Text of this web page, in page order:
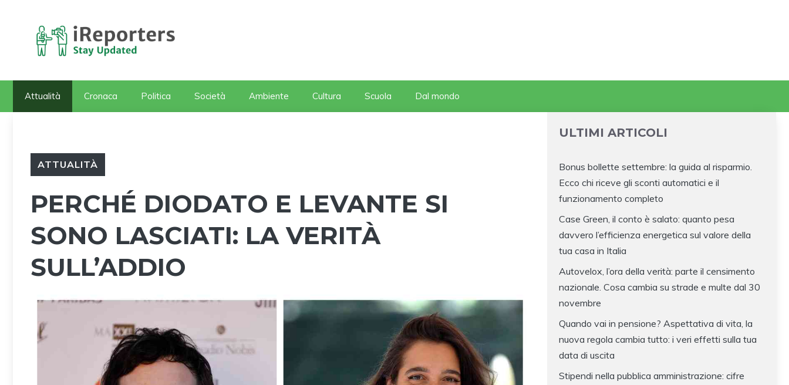
contenuto
Attualità Cronaca Politica Società Ambiente Cultura Scuola Dal mondo
ATTUALITÀ
PERCHÉ DIODATO E LEVANTE SI
SONO LASCIATI: LA VERITÀ
SULL’ADDIO
ULTIMI ARTICOLI
Bonus bollette settembre: la guida al risparmio.
Ecco chi riceve gli sconti automatici e il
funzionamento completo
Case Green, il conto è salato: quanto pesa
davvero l’efficienza energetica sul valore della
tua casa in Italia
Autovelox, l’ora della verità: parte il censimento
nazionale. Cosa cambia su strade e multe dal 30
novembre
Quando vai in pensione? Aspettativa di vita, la
nuova regola cambia tutto: i veri effetti sulla tua
data di uscita
Stipendi nella pubblica amministrazione: cifre